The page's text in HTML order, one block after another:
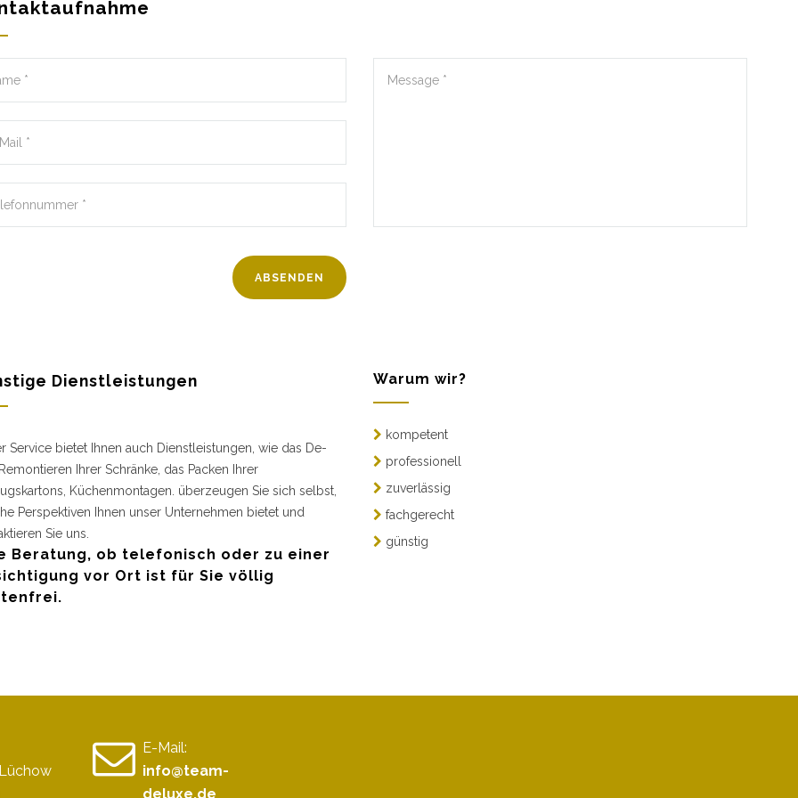
Dienstleistungen
Service bietet Ihnen auch Dienstleistungen, wie das De-
Ihrer Schränke, das Packen Ihrer
Küchenmontagen. überzeugen Sie sich selbst,
Perspektiven Ihnen unser Unternehmen bietet und
Sie uns.
Beratung, ob telefonisch oder zu einer
vor Ort ist für Sie völlig
Warum wir?
kompetent
professionell
zuverlässig
fachgerecht
günstig
E-Mail:
info@team-
deluxe.de